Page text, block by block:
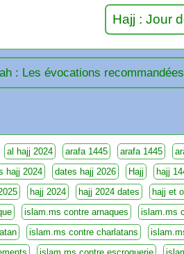
Hajj : Jour
: Les évocations
al hajj 2024 arafa 1445 arafa 1445
hajj 2024 dates hajj 2026 Hajj hajj
hajj 2024 hajj 2024 dates hajj et
islam.ms contre arnaques islam.ms
islam.ms contre charlatans